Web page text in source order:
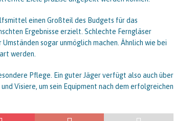
einen Großteil des Budgets für das
Ergebnisse erzielt. Schlechte Ferngläser
sogar unmöglich machen. Ähnlich wie bei
werden.
Pflege. Ein guter Jäger verfügt also auch über
Visiere, um sein Equipment nach dem erfolgreichen